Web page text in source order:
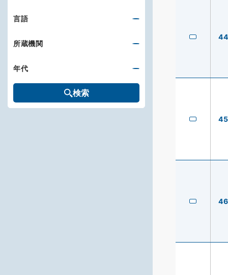
44
45
46
言語
所蔵機関
年代
検索